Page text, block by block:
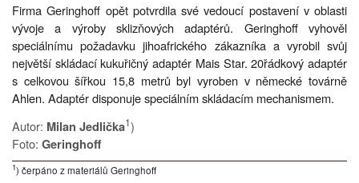
Firma Geringhoff opět potvrdila své vedoucí postavení v oblasti
vývoje a výroby sklizňových adaptérů. Geringhoff vyhověl
speciálnímu požadavku jihoafrického zákazníka a vyrobil svůj
největší skládací kukuřičný adaptér Mais Star. 20řádkový adaptér
s celkovou šířkou 15,8 metrů byl vyroben v německé továrně
Ahlen. Adaptér disponuje speciálním skládacím mechanismem.
Autor: Milan Jedlička1)
Foto: Geringhoff
1) čerpáno z materiálů Geringhoff